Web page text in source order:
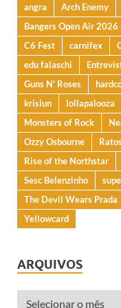
angra Arch Enemy
Bangers Open Air 2026
C6 Fest
carnifex
edu falaschi
Guns N' Roses
krisiun
lollapalooza
Monsters of Rock
Ozzy Osbourne
Rise of the Northstar
Sesc Belenzinho
The Devil Wears Prada
Yellowcard
ARQUIVOS